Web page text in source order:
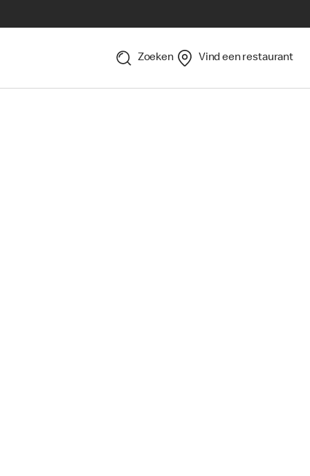
Zoeken Vind een restaurant